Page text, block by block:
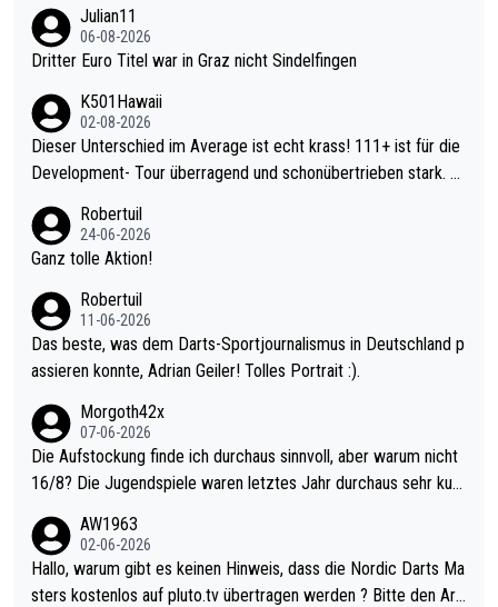
Julian11
06-08-2026
Dritter Euro Titel war in Graz nicht Sindelfingen
K501Hawaii
02-08-2026
Dieser Unterschied im Average ist echt krass! 111+ ist für die
Development- Tour überragend und schonübertrieben stark. U
mal 40+ erst recht. Da gewinnst keinen Blumentopf - ist ja noc
h krasser wie ein Pokalspiel eines Kreisligisten vs einem Bund
Robertuil
24-06-2026
Ganz tolle Aktion!
Robertuil
11-06-2026
Das beste, was dem Darts-Sportjournalismus in Deutschland p
assieren konnte, Adrian Geiler! Tolles Portrait :).
Morgoth42x
07-06-2026
Die Aufstockung finde ich durchaus sinnvoll, aber warum nicht
16/8? Die Jugendspiele waren letztes Jahr durchaus sehr kurz
Allerdings ist Mitchell Lawrie als Nummer 1 der Welt eh qualifi
ziert. Somit ändert die automatische Qualifikation des Weltmei
sters erstmal nichts. Ich denke sie wollen damit für nächstes J
AW1963
02-06-2026
Hallo, warum gibt es keinen Hinweis, dass die Nordic Darts Ma
sters kostenlos auf pluto.tv übertragen werden ? Bitte den Arti